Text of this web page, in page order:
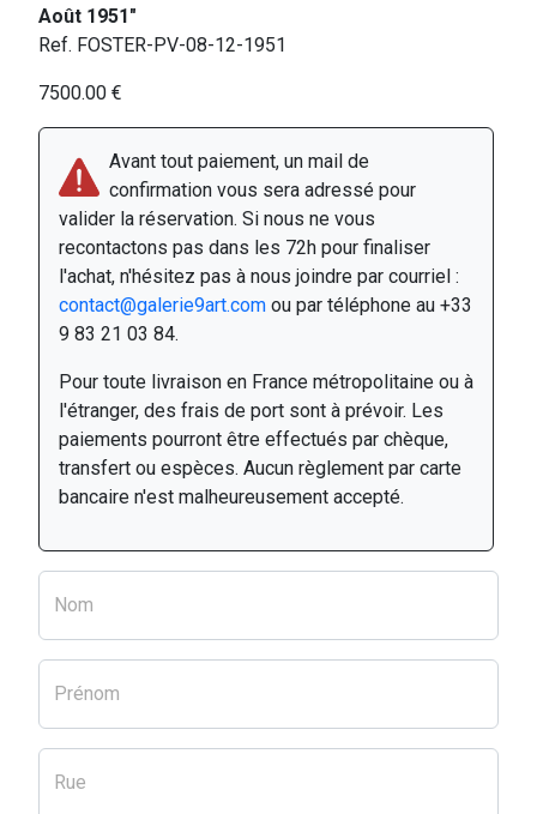
Août 1951"
Ref. FOSTER-PV-08-12-1951
7500.00 €
Avant tout paiement, un mail de
confirmation vous sera adressé pour
valider la réservation. Si nous ne vous
recontactons pas dans les 72h pour finaliser
l'achat, n'hésitez pas à nous joindre par courriel :
contact@galerie9art.com ou par téléphone au +33
9 83 21 03 84.
Pour toute livraison en France métropolitaine ou à
l'étranger, des frais de port sont à prévoir. Les
paiements pourront être effectués par chèque,
transfert ou espèces. Aucun règlement par carte
bancaire n'est malheureusement accepté.
Nom
Prénom
Rue